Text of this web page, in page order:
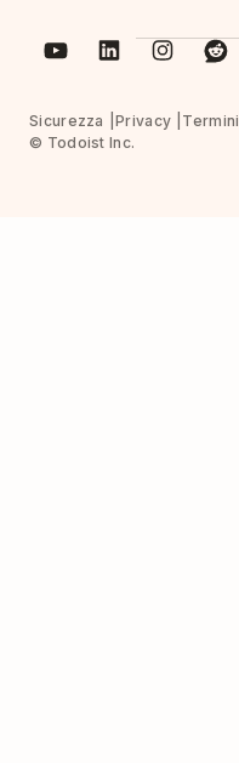
Sicurezza Privacy Termini
© Todoist Inc.